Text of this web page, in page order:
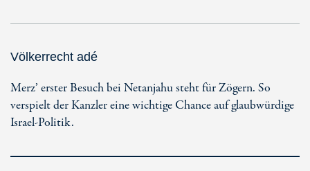
Völkerrecht adé
Merz’ erster Besuch bei Netanjahu steht für Zögern. So
verspielt der Kanzler eine wichtige Chance auf glaubwürdige
Israel-Politik.